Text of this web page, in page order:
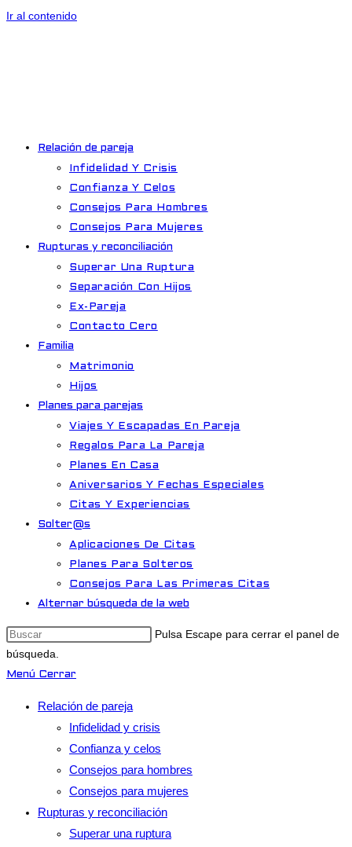
Ir al contenido
Relación de pareja
Infidelidad Y Crisis
Confianza Y Celos
Consejos Para Hombres
Consejos Para Mujeres
Rupturas y reconciliación
Superar Una Ruptura
Separación Con Hijos
Ex-Pareja
Contacto Cero
Familia
Matrimonio
Hijos
Planes para parejas
Viajes Y Escapadas En Pareja
Regalos Para La Pareja
Planes En Casa
Aniversarios Y Fechas Especiales
Citas Y Experiencias
Solter@s
Aplicaciones De Citas
Planes Para Solteros
Consejos Para Las Primeras Citas
Alternar búsqueda de la web
Pulsa Escape para cerrar el panel de
búsqueda.
Menú Cerrar
Relación de pareja
Infidelidad y crisis
Confianza y celos
Consejos para hombres
Consejos para mujeres
Rupturas y reconciliación
Superar una ruptura